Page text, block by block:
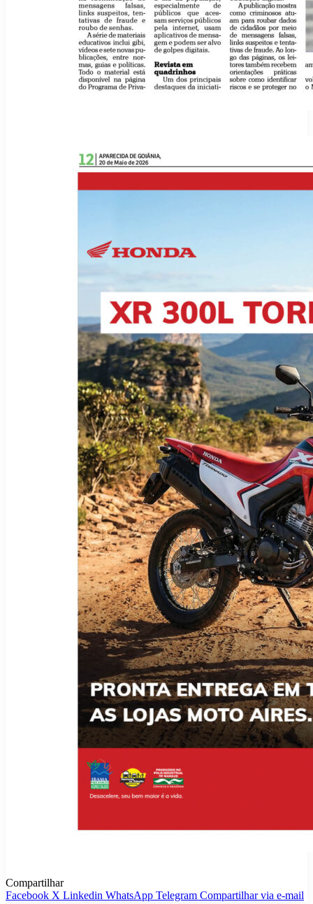
Compartilhar
Facebook X Linkedin WhatsApp Telegram Compartilhar via e-mail